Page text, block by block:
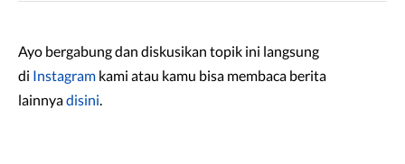
Ayo bergabung dan diskusikan topik ini langsung
di Instagram kami atau kamu bisa membaca berita
lainnyadisini